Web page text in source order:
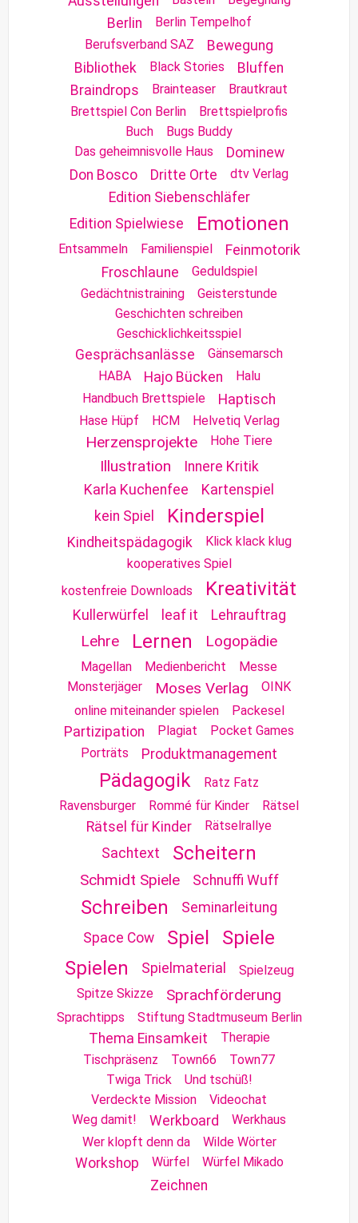
Berlin
Berlin Tempelhof
Berufsverband SAZ
Bewegung
Bibliothek
Black Stories
Bluffen
Braindrops
Brainteaser
Brautkraut
Brettspiel Con Berlin
Brettspielprofis
Buch
Bugs Buddy
Das geheimnisvolle Haus
Dominew
Don Bosco
Dritte Orte dtv Verlag
Edition Siebenschläfer
Edition Spielwiese
Emotionen
Entsammeln Familienspiel
Feinmotorik
Froschlaune
Geduldspiel
Gedächtnistraining
Geisterstunde
Geschichten schreiben
Geschicklichkeitsspiel
Gesprächsanlässe
Gänsemarsch
HABA
Hajo Bücken
Halu
Handbuch Brettspiele
Haptisch
Hase Hüpf HCM Helvetiq Verlag
Herzensprojekte Hohe Tiere
Illustration
Innere Kritik
Karla Kuchenfee
Kartenspiel
kein Spiel
Kinderspiel
Kindheitspädagogik
Klick klack klug
kooperatives Spiel
kostenfreie Downloads
Kreativität
Kullerwürfel leaf it Lehrauftrag
Lehre Lernen Logopädie
Magellan Medienbericht
Messe
Monsterjäger
Moses Verlag
OINK
online miteinander spielen
Packesel
Partizipation Plagiat
Pocket Games
Porträts
Produktmanagement
Pädagogik
Ratz Fatz
Ravensburger
Rommé für Kinder Rätsel
Rätsel für Kinder Rätselrallye
Sachtext Scheitern
Schmidt Spiele Schnuffi Wuff
Schreiben
Seminarleitung
Space Cow
Spiel
Spiele
Spielen
Spielmaterial
Spielzeug
Spitze Skizze
Sprachförderung
Sprachtipps Stiftung Stadtmuseum Berlin
Thema Einsamkeit
Therapie
Tischpräsenz
Town66
Town77
Twiga Trick
Und tschüß!
Verdeckte Mission
Videochat
Weg damit!
Werkboard
Werkhaus
Wer klopft denn da
Wilde Wörter
Workshop Würfel Würfel Mikado
Zeichnen